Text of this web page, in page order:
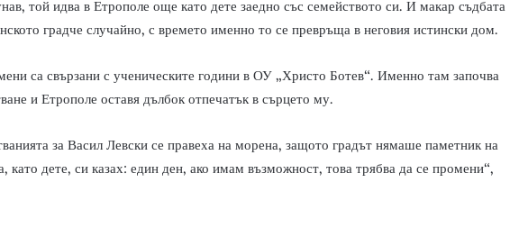
той идва в Етрополе още като дете заедно със семейството си. И макар съдбата
градче случайно, с времето именно то се превръща в неговия истински дом.
са свързани с ученическите години в ОУ „Христо Ботев“. Именно там започва
и Етрополе оставя дълбок отпечатък в сърцето му.
за Васил Левски се правеха на морена, защото градът нямаше паметник на
като дете, си казах: един ден, ако имам възможност, това трябва да се промени“,